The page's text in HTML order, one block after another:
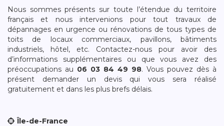
Nous sommes présents sur toute l’étendue du territoire
français et nous intervenions pour tout travaux de
dépannages en urgence ou rénovations de tous types de
toits de locaux commerciaux, pavillons, bâtiments
industriels, hôtel, etc. Contactez-nous pour avoir des
d’informations supplémentaires ou que vous avez des
préoccupations au 06 03 84 49 98. Vous pouvez dès à
présent demander un devis qui vous sera réalisé
gratuitement et dans les plus brefs délais.
Île-de-France